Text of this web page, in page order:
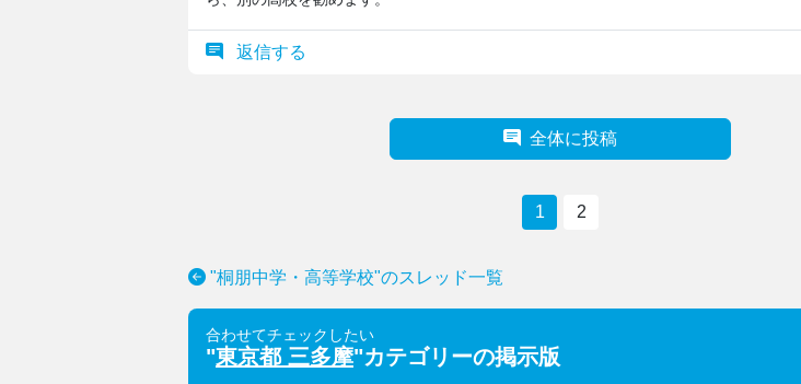
返信する
全体に投稿
1 2
"桐朋中学・高等学校"のスレッド一覧
合わせてチェックしたい
"東京都 三多摩"カテゴリーの掲示版